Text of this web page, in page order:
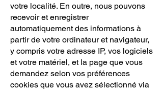
votre localité. En outre, nous pouvons
recevoir et enregistrer
automatiquement des informations à
partir de votre ordinateur et navigateur,
y compris votre adresse IP, vos logiciels
et votre matériel, et la page que vous
demandez selon vos préférences
cookies que vous avez sélectionné via